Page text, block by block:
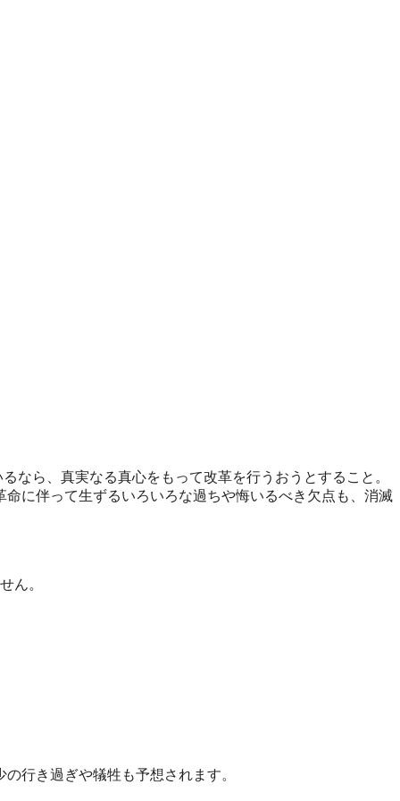
なら、 真実なる真心をもって改革を行うおうとすること。
命に伴って生ずるいろいろな過ちや悔いるべき欠点も、消滅
ん。
の行き過 ぎや犠牲も予想されます。